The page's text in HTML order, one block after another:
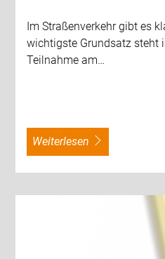
Im Straßenverkehr gibt es
wichtigste Grundsatz steht
Teilnahme am…
weiterlesen